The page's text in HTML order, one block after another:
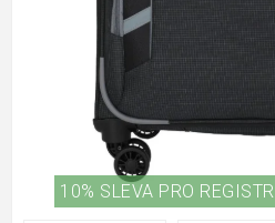
10% SLEVA PRO